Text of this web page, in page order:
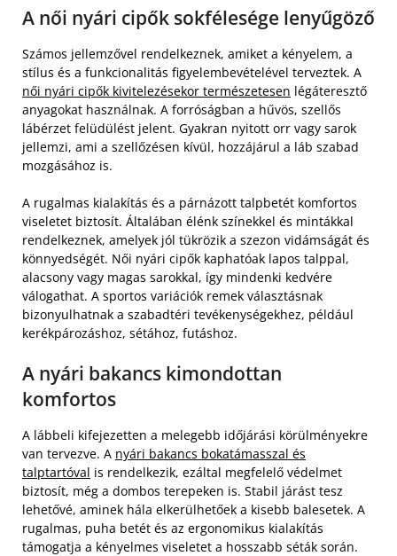
A női nyári cipők sokfélesége lenyűgöző
Számos jellemzővel rendelkeznek, amiket a kényelem, a
stílus és a funkcionalitás figyelembevételével terveztek. A
női nyári cipők kivitelezésekor természetesen légáteresztő
anyagokat használnak. A forróságban a hűvös, szellős
lábérzet felüdülést jelent. Gyakran nyitott orr vagy sarok
jellemzi, ami a szellőzésen kívül, hozzájárul a láb szabad
mozgásához is.
A rugalmas kialakítás és a párnázott talpbetét komfortos
viseletet biztosít. Általában élénk színekkel és mintákkal
rendelkeznek, amelyek jól tükrözik a szezon vidámságát és
könnyedségét. Női nyári cipők kaphatóak lapos talppal,
alacsony vagy magas sarokkal, így mindenki kedvére
válogathat. A sportos variációk remek választásnak
bizonyulhatnak a szabadtéri tevékenységekhez, például
kerékpározáshoz, sétához, futáshoz.
A nyári bakancs kimondottan
komfortos
A lábbeli kifejezetten a melegebb időjárási körülményekre
van tervezve. A nyári bakancs bokatámasszal és
talptartóval is rendelkezik, ezáltal megfelelő védelmet
biztosít, még a dombos terepeken is. Stabil járást tesz
lehetővé, aminek hála elkerülhetőek a kisebb balesetek. A
rugalmas, puha betét és az ergonomikus kialakítás
támogatja a kényelmes viseletet a hosszabb séták során.